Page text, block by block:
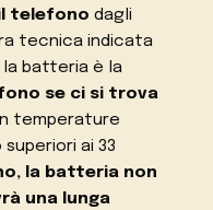
telefono dagli
tecnica indicata
batteria è la
se ci si trova
temperature
ai 33
la batteria non
una lunga